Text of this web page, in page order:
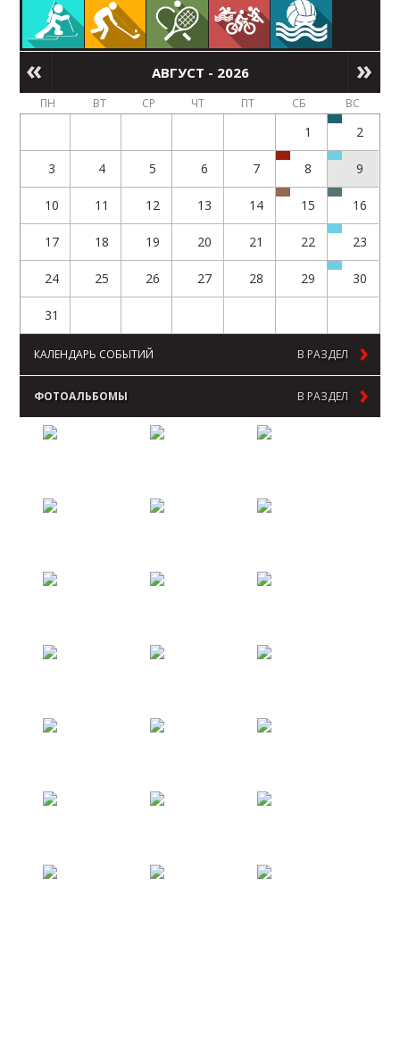
АВГУСТ - 2026
ПН ВТ СР ЧТ ПТ СБ ВС
1 2
3 4 5 6 7 8 9
10 11 12 13 14 15 16
17 18 19 20 21 22 23
24 25 26 27 28 29 30
31
КАЛЕНДАРЬ СОБЫТИЙ В РАЗДЕЛ
ФОТОАЛЬБОМЫ В РАЗДЕЛ